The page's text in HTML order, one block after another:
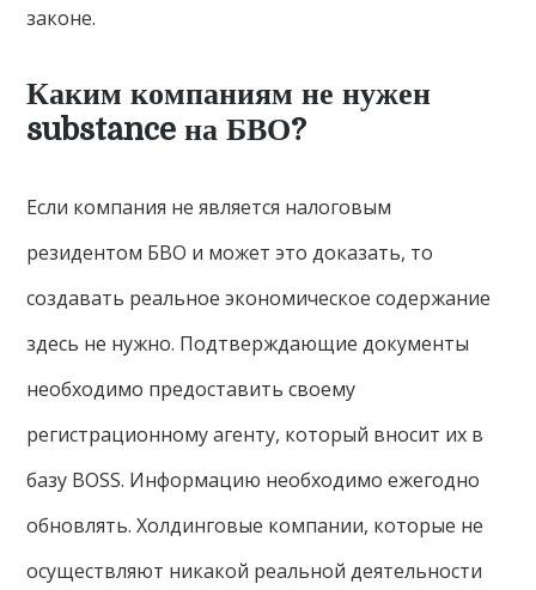
законе.
Каким компаниям не нужен
substance на БВО?
Если компания не является налоговым
резидентом БВО и может это доказать, то
создавать реальное экономическое содержание
здесь не нужно. Подтверждающие документы
необходимо предоставить своему
регистрационному агенту, который вносит их в
базу BOSS. Информацию необходимо ежегодно
обновлять. Холдинговые компании, которые не
осуществляют никакой реальной деятельности